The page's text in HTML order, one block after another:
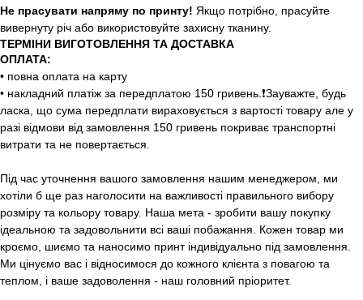
Не прасувати напряму по принту! Якщо потрібно, прасуйте
вивернуту річ або використовуйте захисну тканину.
ТЕРМІНИ ВИГОТОВЛЕННЯ ТА ДОСТАВКА
ОПЛАТА:
• повна оплата на карту
• накладний платіж за передплатою 150 гривень.❗️Зауважте, будь
ласка, що сума передплати вираховується з вартості товару але у
разі відмови від замовлення 150 гривень покриває транспортні
витрати та не повертається.
Під час уточнення вашого замовлення нашим менеджером, ми
хотіли б ще раз наголосити на важливості правильного вибору
розміру та кольору товару. Наша мета - зробити вашу покупку
ідеальною та задовольнити всі ваші побажання. Кожен товар ми
кроємо, шиємо та наносимо принт індивідуально під замовлення.
Ми цінуємо вас і відносимося до кожного клієнта з повагою та
теплом, і ваше задоволення - наш головний пріоритет.